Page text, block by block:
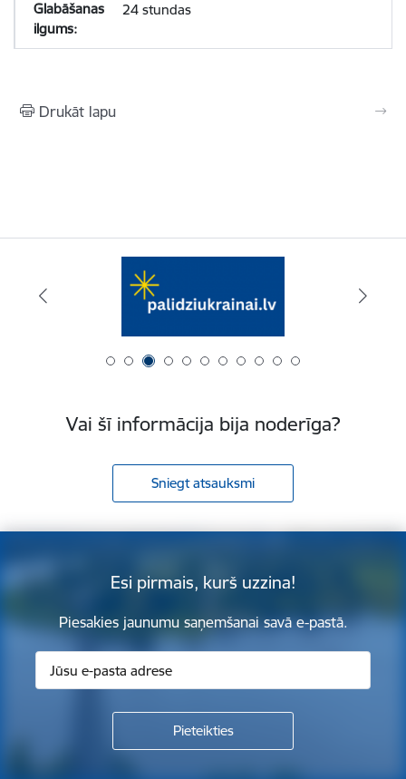
24 stundas
Drukāt lapu
Vai šī informācija bija noderīga?
Sniegt atsauksmi
Esi pirmais, kurš uzzina!
Piesakies jaunumu saņemšanai savā e-pastā.